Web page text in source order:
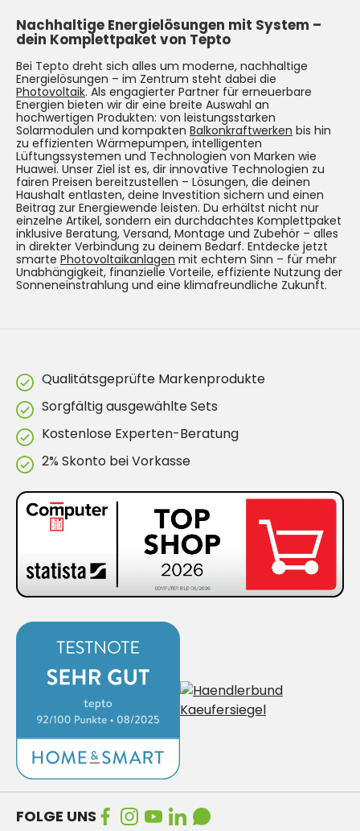
Nachhaltige Energielösungen mit System –
dein Komplettpaket von Tepto
Bei Tepto dreht sich alles um moderne, nachhaltige
Energielösungen – im Zentrum steht dabei die
Photovoltaik. Als engagierter Partner für erneuerbare
Energien bieten wir dir eine breite Auswahl an
hochwertigen Produkten: von leistungsstarken
Solarmodulen und kompakten Balkonkraftwerken bis hin
zu effizienten Wärmepumpen, intelligenten
Lüftungssystemen und Technologien von Marken wie
Huawei. Unser Ziel ist es, dir innovative Technologien zu
fairen Preisen bereitzustellen – Lösungen, die deinen
Haushalt entlasten, deine Investition sichern und einen
Beitrag zur Energiewende leisten. Du erhältst nicht nur
einzelne Artikel, sondern ein durchdachtes Komplettpaket
inklusive Beratung, Versand, Montage und Zubehör – alles
in direkter Verbindung zu deinem Bedarf. Entdecke jetzt
smarte Photovoltaikanlagen mit echtem Sinn – für mehr
Unabhängigkeit, finanzielle Vorteile, effiziente Nutzung der
Sonneneinstrahlung und eine klimafreundliche Zukunft.
Qualitätsgeprüfte Markenprodukte
Sorgfältig ausgewählte Sets
Kostenlose Experten-Beratung
2% Skonto bei Vorkasse
FOLGE UNS